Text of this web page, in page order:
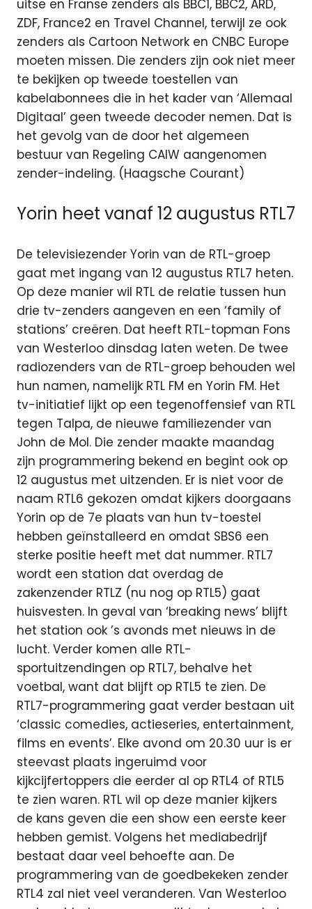
uitse en Franse zenders als BBC1, BBC2, ARD,
ZDF, France2 en Travel Channel, terwijl ze ook
zenders als Cartoon Network en CNBC Europe
moeten missen. Die zenders zijn ook niet meer
te bekijken op tweede toestellen van
kabelabonnees die in het kader van ‘Allemaal
Digitaal’ geen tweede decoder nemen. Dat is
het gevolg van de door het algemeen
bestuur van Regeling CAIW aangenomen
zender-indeling. (Haagsche Courant)
Yorin heet vanaf 12 augustus RTL7
De televisiezender Yorin van de RTL-groep
gaat met ingang van 12 augustus RTL7 heten.
Op deze manier wil RTL de relatie tussen hun
drie tv-zenders aangeven en een ‘family of
stations’ creëren. Dat heeft RTL-topman Fons
van Westerloo dinsdag laten weten. De twee
radiozenders van de RTL-groep behouden wel
hun namen, namelijk RTL FM en Yorin FM. Het
tv-initiatief lijkt op een tegenoffensief van RTL
tegen Talpa, de nieuwe familiezender van
John de Mol. Die zender maakte maandag
zijn programmering bekend en begint ook op
12 augustus met uitzenden. Er is niet voor de
naam RTL6 gekozen omdat kijkers doorgaans
Yorin op de 7e plaats van hun tv-toestel
hebben geïnstalleerd en omdat SBS6 een
sterke positie heeft met dat nummer. RTL7
wordt een station dat overdag de
zakenzender RTLZ (nu nog op RTL5) gaat
huisvesten. In geval van ‘breaking news’ blijft
het station ook ’s avonds met nieuws in de
lucht. Verder komen alle RTL-
sportuitzendingen op RTL7, behalve het
voetbal, want dat blijft op RTL5 te zien. De
RTL7-programmering gaat verder bestaan uit
‘classic comedies, actieseries, entertainment,
films en events’. Elke avond om 20.30 uur is er
steevast plaats ingeruimd voor
kijkcijfertoppers die eerder al op RTL4 of RTL5
te zien waren. RTL wil op deze manier kijkers
de kans geven die een show een eerste keer
hebben gemist. Volgens het mediabedrijf
bestaat daar veel behoefte aan. De
programmering van de goedbekeken zender
RTL4 zal niet veel veranderen. Van Westerloo